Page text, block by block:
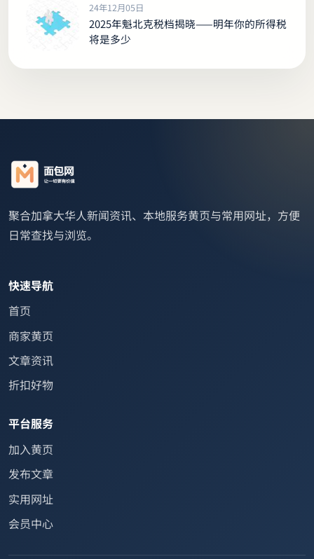
24年12月05日
2025年魁北克税档揭晓——明年你的所得税
将是多少
聚合加拿大华人新闻资讯、本地服务黄页与常用网址，方便
日常查找与浏览。
快速导航
首页
商家黄页
文章资讯
折扣好物
平台服务
加入黄页
发布文章
实用网址
会员中心